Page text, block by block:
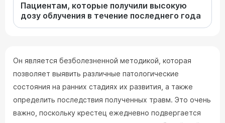
Пациентам, которые получили высокую
дозу облучения в течение последнего года
Он является безболезненной методикой, которая
позволяет выявить различные патологические
состояния на ранних стадиях их развития, а также
определить последствия полученных травм. Это очень
важно, поскольку крестец ежедневно подвергается